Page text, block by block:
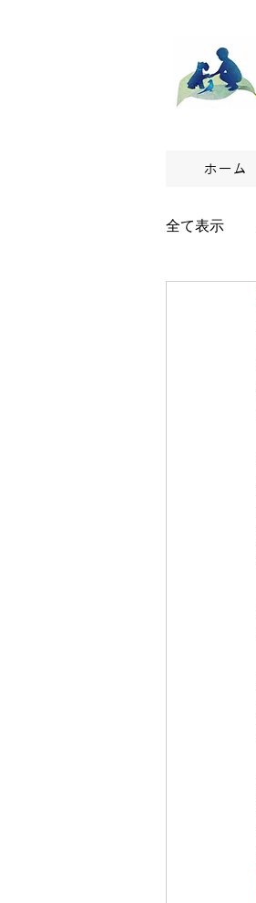
ホーム
全て表示